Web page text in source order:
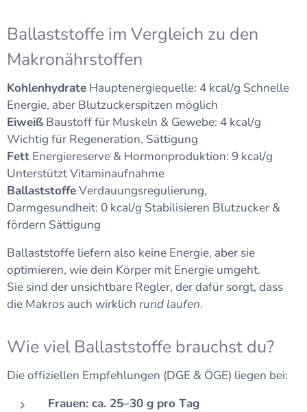
Ballaststoffe im Vergleich zu den
Makronährstoffen
Kohlenhydrate Hauptenergiequelle: 4 kcal/g Schnelle
Energie, aber Blutzuckerspitzen möglich
Eiweiß Baustoff für Muskeln & Gewebe: 4 kcal/g
Wichtig für Regeneration, Sättigung
Fett Energiereserve & Hormonproduktion: 9 kcal/g
Unterstützt Vitaminaufnahme
BallaststoffeVerdauungsregulierung,
Darmgesundheit: 0 kcal/g Stabilisieren Blutzucker &
fördern Sättigung
Ballaststoffe liefern also keine Energie, aber sie
optimieren, wie dein Körper mit Energie umgeht.
Sie sind der unsichtbare Regler, der dafür sorgt, dass
die Makros auch wirklich rund laufen.
Wie viel Ballaststoffe brauchst du?
Die offiziellen Empfehlungen (DGE & ÖGE) liegen bei:
Frauen: ca. 25–30 g pro Tag